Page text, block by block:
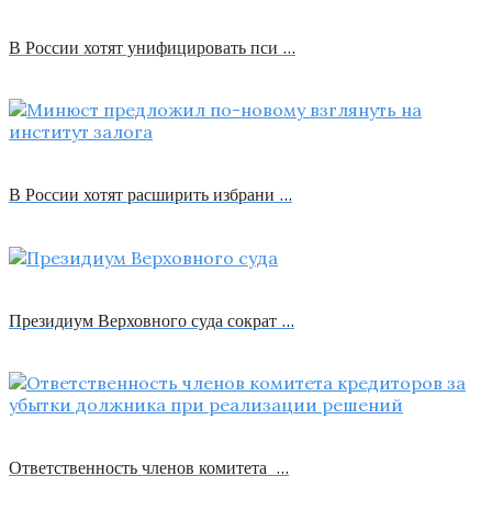
В России хотят унифицировать пси …
В России хотят расширить избрани …
Президиум Верховного суда сократ …
Ответственность членов комитета …